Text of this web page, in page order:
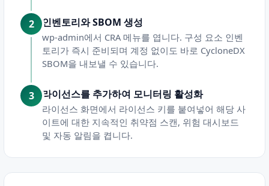
인벤토리와 SBOM 생성
wp-admin에서 CRA 메뉴를 엽니다. 구성 요소 인벤
토리가 즉시 준비되며 계정 없이도 바로 CycloneDX
SBOM을 내보낼 수 있습니다.
라이선스를 추가하여 모니터링 활성화
라이선스 화면에서 라이선스 키를 붙여넣어 해당 사
이트에 대한 지속적인 취약점 스캔, 위험 대시보드
및 자동 알림을 켭니다.